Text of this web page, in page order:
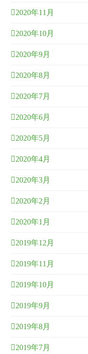
2020年11月
2020年10月
2020年9月
2020年8月
2020年7月
2020年6月
2020年5月
2020年4月
2020年3月
2020年2月
2020年1月
2019年12月
2019年11月
2019年10月
2019年9月
2019年8月
2019年7月